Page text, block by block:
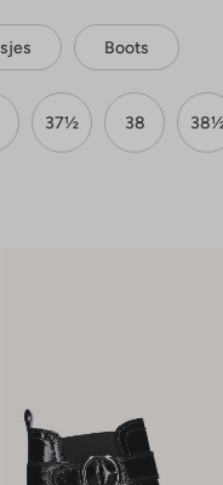
Boots
37½ 38